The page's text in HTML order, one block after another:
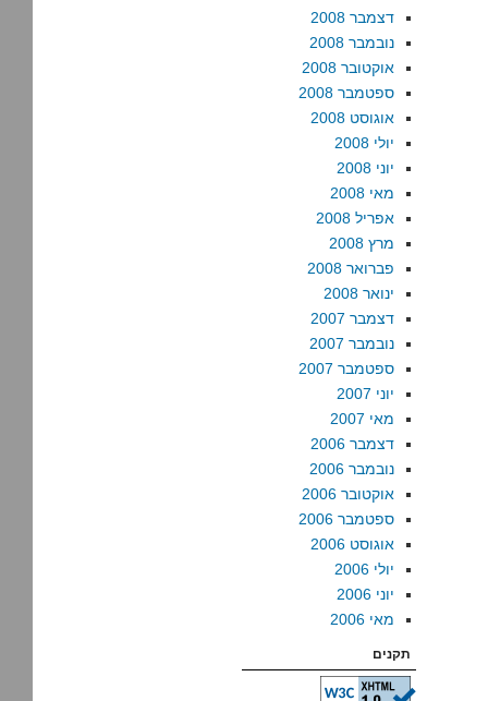
דצמבר 2008
נובמבר 2008
אוקטובר 2008
ספטמבר 2008
אוגוסט 2008
יולי 2008
יוני 2008
מאי 2008
אפריל 2008
מרץ 2008
פברואר 2008
ינואר 2008
דצמבר 2007
נובמבר 2007
ספטמבר 2007
יוני 2007
מאי 2007
דצמבר 2006
נובמבר 2006
אוקטובר 2006
ספטמבר 2006
אוגוסט 2006
יולי 2006
יוני 2006
מאי 2006
תקנים